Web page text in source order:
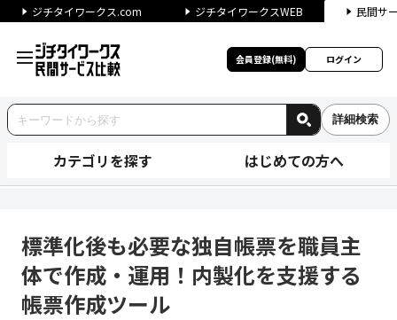
ジチタイワークス.com ジチタイワークスWEB 民間サ
会員登録(無料) ログイン
詳細検索
カテゴリを探す はじめての方へ
標準化後も必要な独自帳票を職員主
体で作成・運用！内製化を支援する
帳票作成ツール